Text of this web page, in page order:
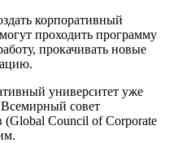
корпоративный
проходить программу
прокачивать новые
университет уже
совет
(Global Council of Corporate